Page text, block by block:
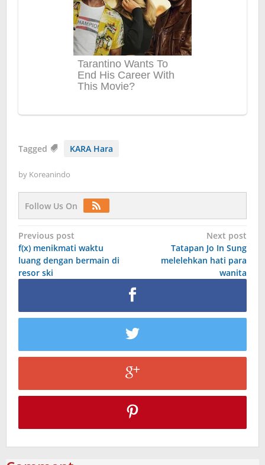
Tagged KARA Hara
by Koreanindo
Follow Us On
Post
navigation
Previous post
f(x) menikmati waktu
luang dengan bermain di
resor ski
Next post
Tatapan Jo In Sung
melelehkan hati para
wanita